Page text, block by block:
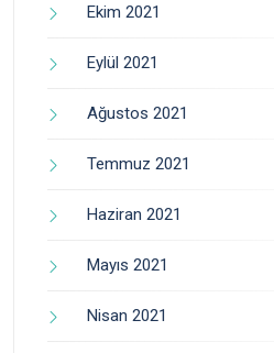
Ekim 2021
Eylül 2021
Ağustos 2021
Temmuz 2021
Haziran 2021
Mayıs 2021
Nisan 2021